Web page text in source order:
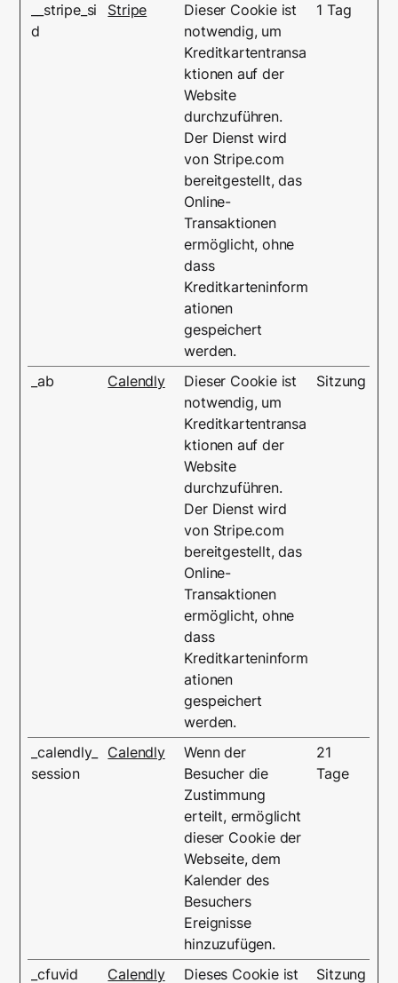
__stripe_si
d
Stripe
Dieser Cookie ist
notwendig, um
Kreditkartentransa
ktionen auf der
Website
durchzuführen.
Der Dienst wird
von Stripe.com
bereitgestellt, das
Online-
Transaktionen
ermöglicht, ohne
dass
Kreditkarteninform
ationen
gespeichert
werden.
1 Tag
_ab Calendly
Dieser Cookie ist
notwendig, um
Kreditkartentransa
ktionen auf der
Website
durchzuführen.
Der Dienst wird
von Stripe.com
bereitgestellt, das
Online-
Transaktionen
ermöglicht, ohne
dass
Kreditkarteninform
ationen
gespeichert
werden.
Sitzung
_calendly_
session
Calendly
Wenn der
Besucher die
Zustimmung
erteilt, ermöglicht
dieser Cookie der
Webseite, dem
Kalender des
Besuchers
Ereignisse
hinzuzufügen.
21
Tage
_cfuvid Calendly Dieses Cookie ist Sitzung